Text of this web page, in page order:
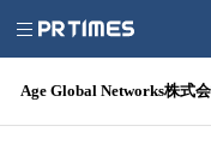
Age Global Networks株式